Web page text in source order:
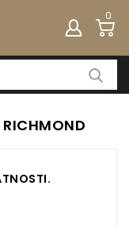
0
RICHMOND